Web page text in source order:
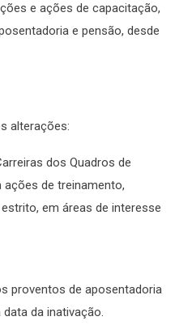
e ações de capacitação,
e pensão, desde
alterações:
dos Quadros de
de treinamento,
em áreas de interesse
proventos de aposentadoria
da inativação.